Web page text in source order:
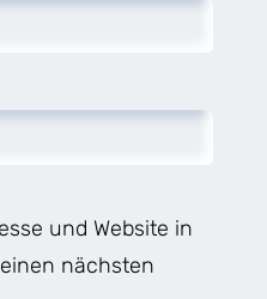
und Website in
nächsten